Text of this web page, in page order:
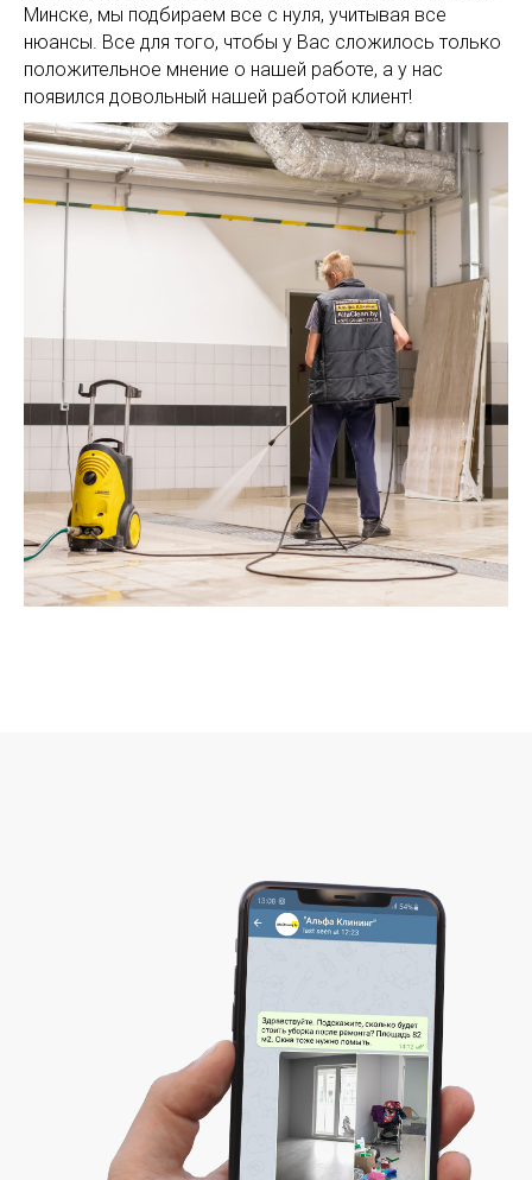
Минске, мы подбираем все с нуля, учитывая все
нюансы. Все для того, чтобы у Вас сложилось только
положительное мнение о нашей работе, а у нас
появился довольный нашей работой клиент!